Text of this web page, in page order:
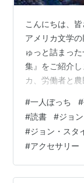
こんにちは、
アメリカ文学
ゅっと詰まっ
集』をご紹介
カ、労働者と
篇の物語に閉
タインベック
萄』や『ハツカ
インベックが、
く収められて
主人公たちは
#一人ぼっち #
#読書 #ジョ
#ジョン・スタ
#アクセサリー